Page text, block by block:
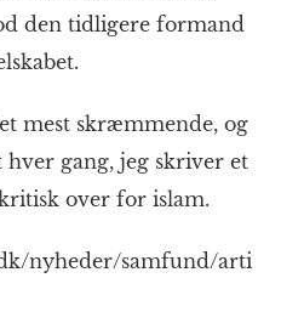
den tidligere formand
mest skræmmende, og
gang, jeg skriver et
over for islam.
nyheder/samfund/arti